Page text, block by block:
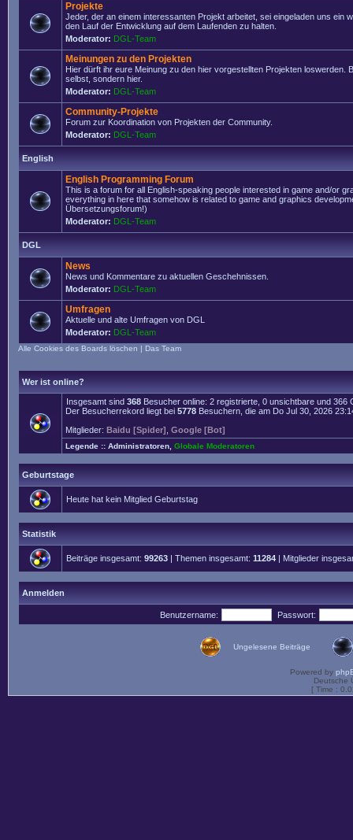
Projekte
Jeder, der an einem interessanten Projekt arbeitet, sei eingeladen uns ein
den Lauf der Entwicklung auf dem Laufenden zu halten.
Moderator: DGL-Team
Meinungen zu den Projekten
Hier dürft ihr eure Meinung zu den hier vorgestellten Projekten loswerden.
selbst, sondern hier.
Moderator: DGL-Team
Community-Projekte
Forum zur Koordination von Projekten der Community.
Moderator: DGL-Team
English
English Programming Forum
This is a forum for all English-speaking people interested in game and/or
everything in here that somehow is related to game and graphics
Übersetzungsforum!)
Moderator: DGL-Team
DGL
News
News und Kommentare zu aktuellen Geschehnissen.
Moderator: DGL-Team
Umfragen
Aktuelle und alte Umfragen von DGL
Moderator: DGL-Team
Alle Cookies des Boards löschen | Das Team
Wer ist online?
Insgesamt sind 368 Besucher online: 2 registrierte, 0 unsichtbare und
Der Besucherrekord liegt bei 5778 Besuchern, die am Do Jul 30, 2026
Mitglieder: Baidu [Spider] Google [Bot]
Legende :: Administratoren Globale Moderatoren
Geburtstage
Heute hat kein Mitglied Geburtstag
Statistik
Beiträge insgesamt: 99263 | Themen insgesamt: 11284 | Mitglieder
Anmelden
Benutzername: Passwort:
Ungelesene Beiträge
Powered by
Deutsche
[ Time :